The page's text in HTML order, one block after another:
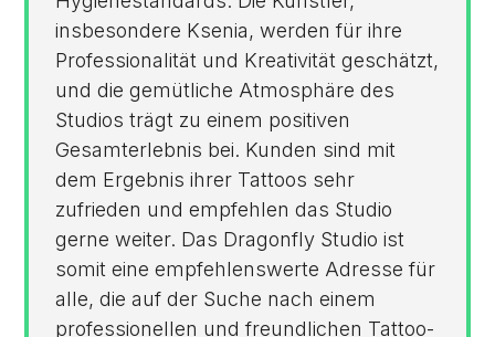
insbesondere Ksenia, werden für ihre
Professionalität und Kreativität geschätzt,
und die gemütliche Atmosphäre des
Studios trägt zu einem positiven
Gesamterlebnis bei. Kunden sind mit
dem Ergebnis ihrer Tattoos sehr
zufrieden und empfehlen das Studio
gerne weiter. Das Dragonfly Studio ist
somit eine empfehlenswerte Adresse für
alle, die auf der Suche nach einem
professionellen und freundlichen Tattoo-